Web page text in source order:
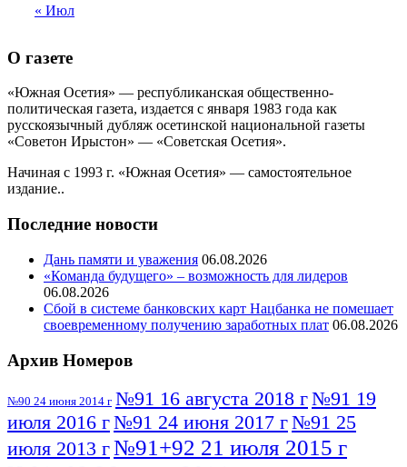
« Июл
О газете
«Южная Осетия» — республиканская общественно-
политическая газета, издается с января 1983 года как
русскоязычный дубляж осетинской национальной газеты
«Советон Ирыстон» — «Советская Осетия».
Начиная с 1993 г. «Южная Осетия» — самостоятельное
издание..
Последние новости
Дань памяти и уважения 06.08.2026
«Команда будущего» – возможность для лидеров
06.08.2026
Сбой в системе банковских карт Нацбанка не помешает
своевременному получению заработных плат 06.08.2026
Архив Номеров
№90 24 июня 2014 г №91 16 августа 2018 г№91 19
июля 2016 г№91 24 июня 2017 г№91 25
июля 2013 г№91+92 21 июля 2015 г